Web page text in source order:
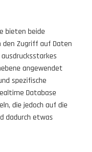
bieten beide
den Zugriff auf Daten
angewendet
spezifische
Database
die jedoch auf die
dadurch etwas